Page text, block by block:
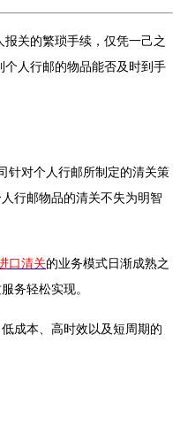
关的繁琐手续，仅凭一己之
人行邮的物品能否及时到手
针对个人行邮所制定的清关策
行邮物品的清关不失为明智
口清关的业务模式日渐成熟之
务轻松实现。
成本、高时效以及短周期的